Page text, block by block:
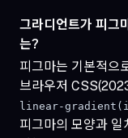
그라디언트가 피그
는?
피그마는 기본적으
브라우저
linear-
피그마의 모양과